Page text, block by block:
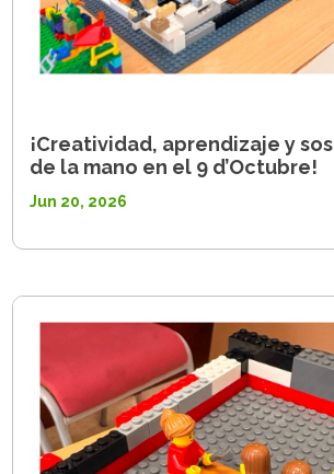
¡Creatividad, aprendizaje y
de la mano en el 9 d’Octubre!
Jun 20, 2026